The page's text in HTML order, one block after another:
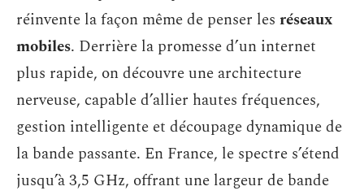
réinvente la façon même de penser les réseaux
mobiles. Derrière la promesse d’un internet
plus rapide, on découvre une architecture
nerveuse, capable d’allier hautes fréquences,
gestion intelligente et découpage dynamique de
la bande passante. En France, le spectre s’étend
jusqu’à 3,5 GHz, offrant une largeur de bande